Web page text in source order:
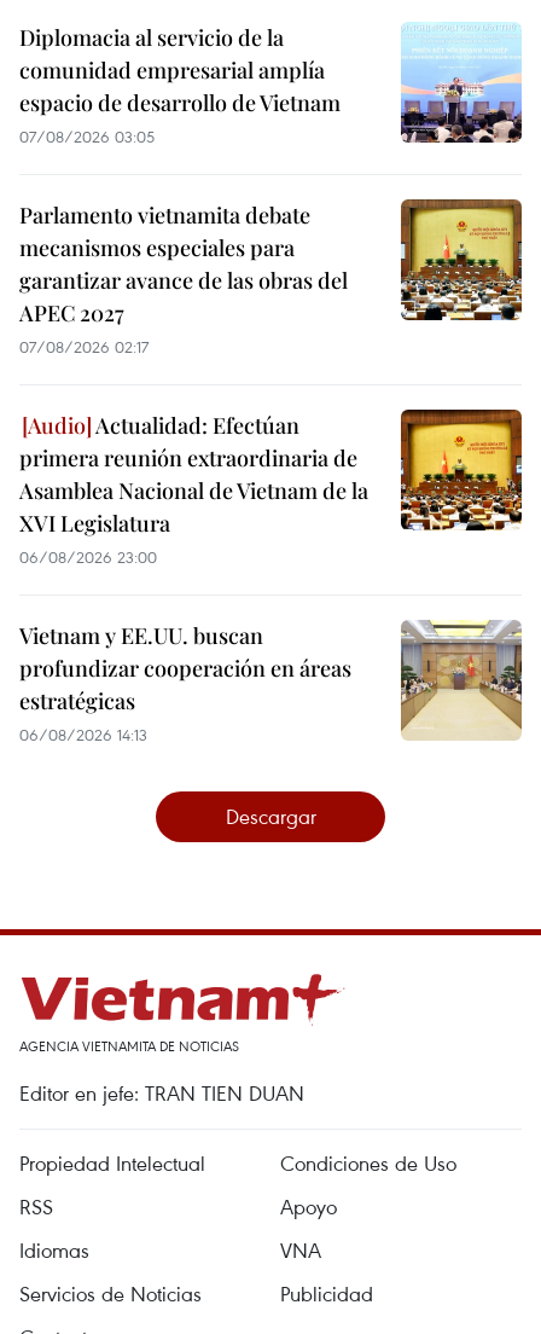
Diplomacia al servicio de la
comunidad empresarial amplía
espacio de desarrollo de Vietnam
07/08/2026 03:05
Parlamento vietnamita debate
mecanismos especiales para
garantizar avance de las obras del
APEC 2027
07/08/2026 02:17
Actualidad: Efectúan
primera reunión extraordinaria de
Asamblea Nacional de Vietnam de la
XVI Legislatura
06/08/2026 23:00
Vietnam y EE.UU. buscan
profundizar cooperación en áreas
estratégicas
06/08/2026 14:13
Descargar
AGENCIA VIETNAMITA DE NOTICIAS
Editor en jefe: TRAN TIEN DUAN
Propiedad Intelectual
Condiciones de Uso
RSS
Apoyo
Idiomas
VNA
Servicios de Noticias
Publicidad